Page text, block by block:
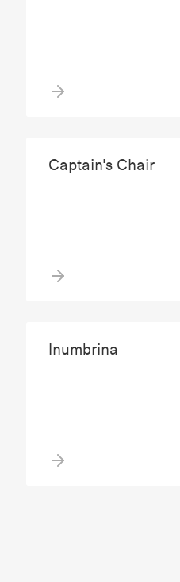
Captain's Chair
Inumbrina